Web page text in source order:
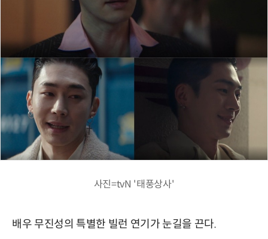
사진=tvN '태풍상사'
배우 무진성의 특별한 빌런 연기가 눈길을 끈다.